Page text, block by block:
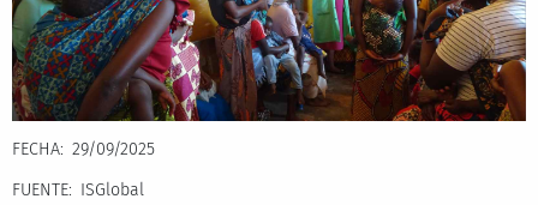
FECHA
29/09/2025
FUENTE
ISGlobal